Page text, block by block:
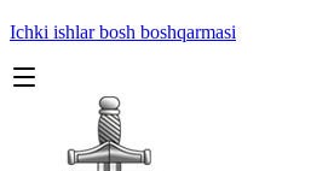
Ichki ishlar bosh boshqarmasi